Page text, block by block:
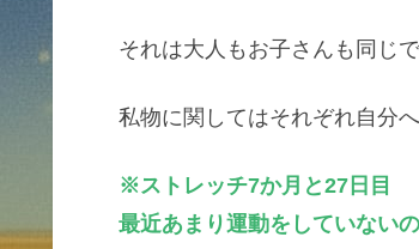
それは大人もお子さんも同じで
私物に関してはそれぞれ自分
※ストレッチ7か月と27日目
最近あまり運動をしていない